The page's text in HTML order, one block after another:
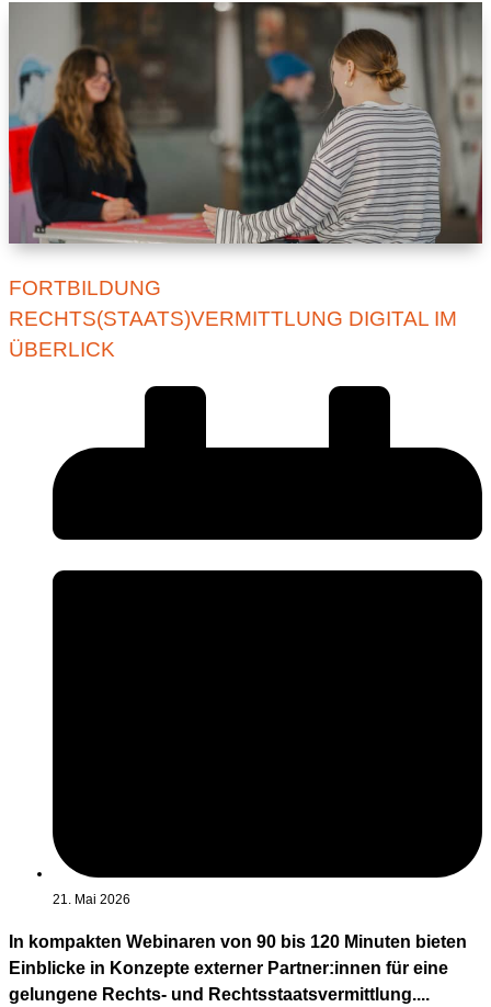
FORTBILDUNG
RECHTS(STAATS)VERMITTLUNG DIGITAL IM
ÜBERLICK
21. Mai 2026
In kompakten Webinaren von 90 bis 120 Minuten bieten
Einblicke in Konzepte externer Partner:innen für eine
gelungene Rechts- und Rechtsstaatsvermittlung....